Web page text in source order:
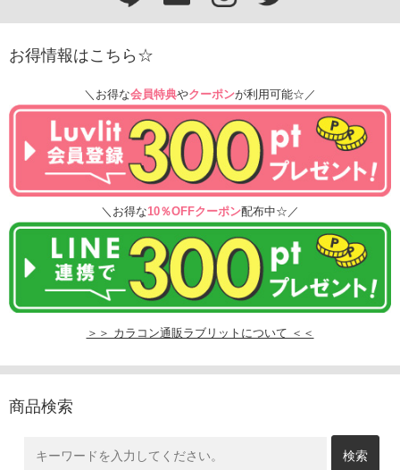
お得情報はこちら☆
＼お得な会員特典やクーポンが利用可能☆／
＼お得な10％OFFクーポン配布中☆／
＞＞ カラコン通販ラブリットについて ＜＜
商品検索